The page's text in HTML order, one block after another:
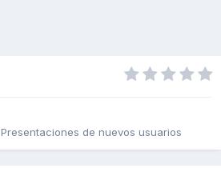
Presentaciones de nuevos usuarios